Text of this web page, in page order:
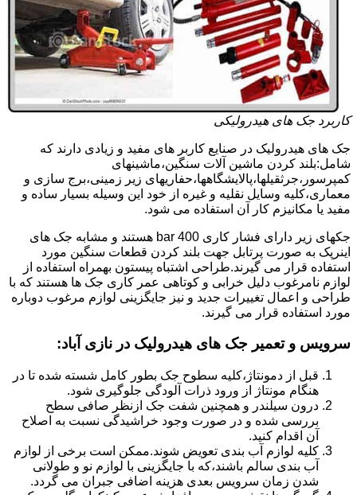
کاربرد جک های هیدرولیکی
جک های هیدرولیک در صنایع کاربر های مفید و زیادی دارند که
شامل:بلند کردن ماشین آلات سنگین،ماشینهای
کمپرسور،جرثقیلها،پالایشگاهها،حفاریهای زیر زمینی،برج سازی و
معماری،کلیه وسایل نقلیه و غیره از خود این وسیله بسیار ساده و
مفید یا مکانیزم کار آن استفاده می شود.
جکهای زیر دارای فشار کاری 400 bar هستند و مشابه جک های
اینرپک به صورت پرتابل جهت بلند کردن قطعات سنگین مورد
استفاده قرار می گیرند.طراحی اشتباه پیستون بهمراه استفاده از
لوازم نامرغوب دلیل خرابی و کوتاهی عمر کاری جک ها هستند که با
طراحی و اعمال تغییرات جدید و نیز جایگزینی لوازم مرغوب دوباره
مورد استفاده قرار می گیرند.
سرویس و تعمیر جک های هیدرولیک در نازی آباد:
قبل از دمونتاژ،کلیه سطوح جک بطور کامل شسته شده تا در
هنگام مونتاژ از ورود ذرات آلودگی جلوگیری شود.
درون سیلندر و همچنین شفت جک ازنظر صافی سطح
بررسی شده و در صورت وجود خراشیدگی نسبت به اصلاح
آن اقدام کنید.
کلیه لوازم آب بندی تعویض شوند.ممکن است برخی از لوازم
آب بندی سالم باشند،که با جایگزینی با لوازم نو و طولانی
شدن زمان سرویس بعدی هزینه اضافی جبران می گردد.